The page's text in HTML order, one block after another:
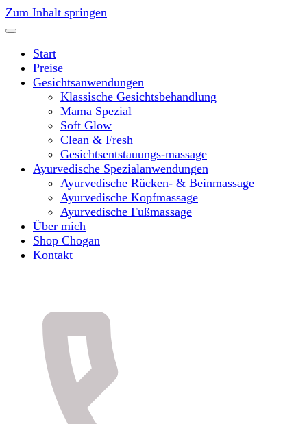
Zum Inhalt springen
Start
Preise
Gesichtsanwendungen
Klassische Gesichtsbehandlung
Mama Spezial
Soft Glow
Clean & Fresh
Gesichtsentstauungs-massage
Ayurvedische Spezialanwendungen
Ayurvedische Rücken- & Beinmassage
Ayurvedische Kopfmassage
Ayurvedische Fußmassage
Über mich
Shop Chogan
Kontakt